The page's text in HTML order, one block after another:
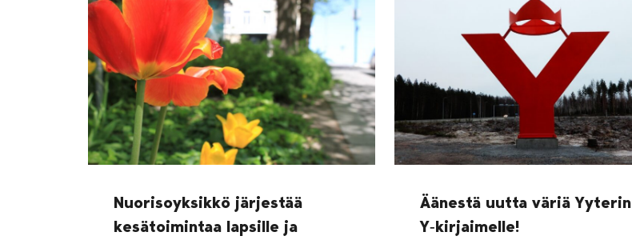
Nuorisoyksikkö järjestää
kesätoimintaa lapsille ja
Äänestä uutta väriä Yyterin
Y‑kirjaimelle!